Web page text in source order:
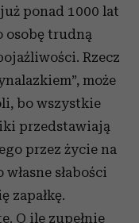
ponad 1000 lat
osobę trudną
Rzecz
może
bo wszystkie
przedstawiają
przez życie na
słabości
zapałkę.
O ile zupełnie